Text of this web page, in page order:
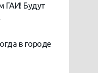
ГАИ! Будут
в городе